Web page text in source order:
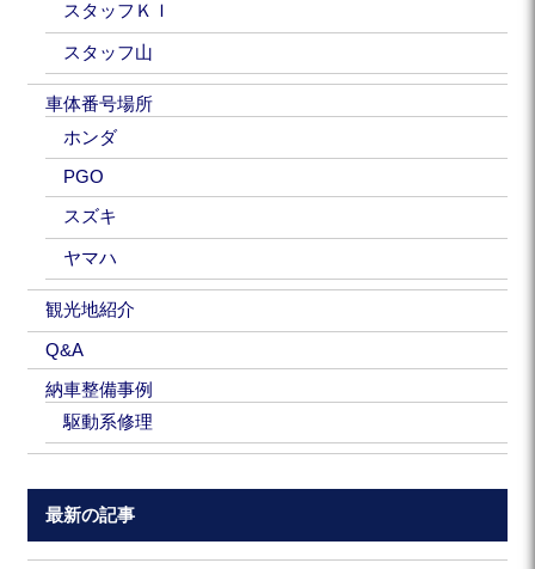
スタッフＫＩ
スタッフ山
車体番号場所
ホンダ
PGO
スズキ
ヤマハ
観光地紹介
Q&A
納車整備事例
駆動系修理
最新の記事